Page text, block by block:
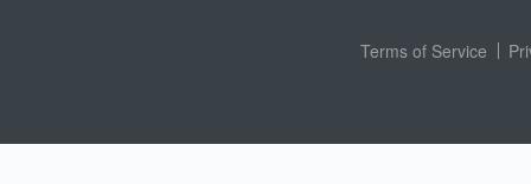
Terms of Service